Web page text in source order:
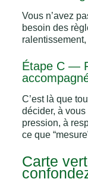
Vous n’avez
besoin des
Étape C —
C’est là que
décider, à
pression, à
ce que
Carte